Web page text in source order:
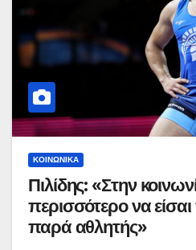
ΚΟΙΝΩΝΙΚΆ
Πιλίδης: «Στην
περισσότερο να είσαι
παρά αθλητής»